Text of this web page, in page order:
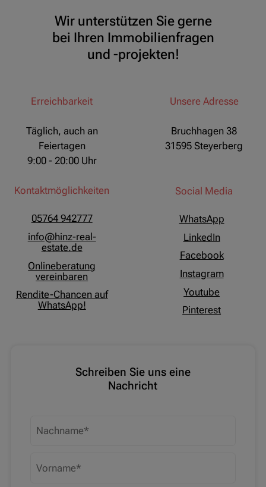
Wir unterstützen Sie gerne
bei Ihren Immobilienfragen
und -projekten!
Erreichbarkeit
Täglich, auch an
Feiertagen
9:00 - 20:00 Uhr
Kontaktmöglichkeiten
05764 942777
info@hinz-real-
estate.de
Onlineberatung
vereinbaren
Rendite-Chancen auf
WhatsApp!
Unsere Adresse
Bruchhagen 38
31595 Steyerberg
Social Media
WhatsApp
LinkedIn
Facebook
Instagram
Youtube
Pinterest
Schreiben Sie uns eine
Nachricht